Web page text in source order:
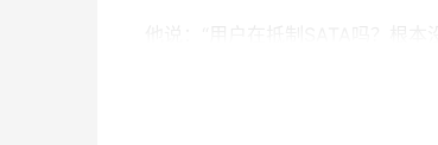
日立的另一家客户EqualLogic公司